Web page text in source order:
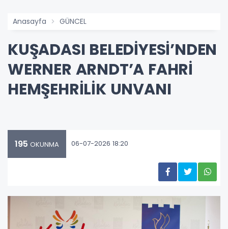
Anasayfa GÜNCEL
KUŞADASI BELEDİYESİ’NDEN
WERNER ARNDT’A FAHRİ
HEMŞEHRİLİK UNVANI
195 OKUNMA 06-07-2026 18:20